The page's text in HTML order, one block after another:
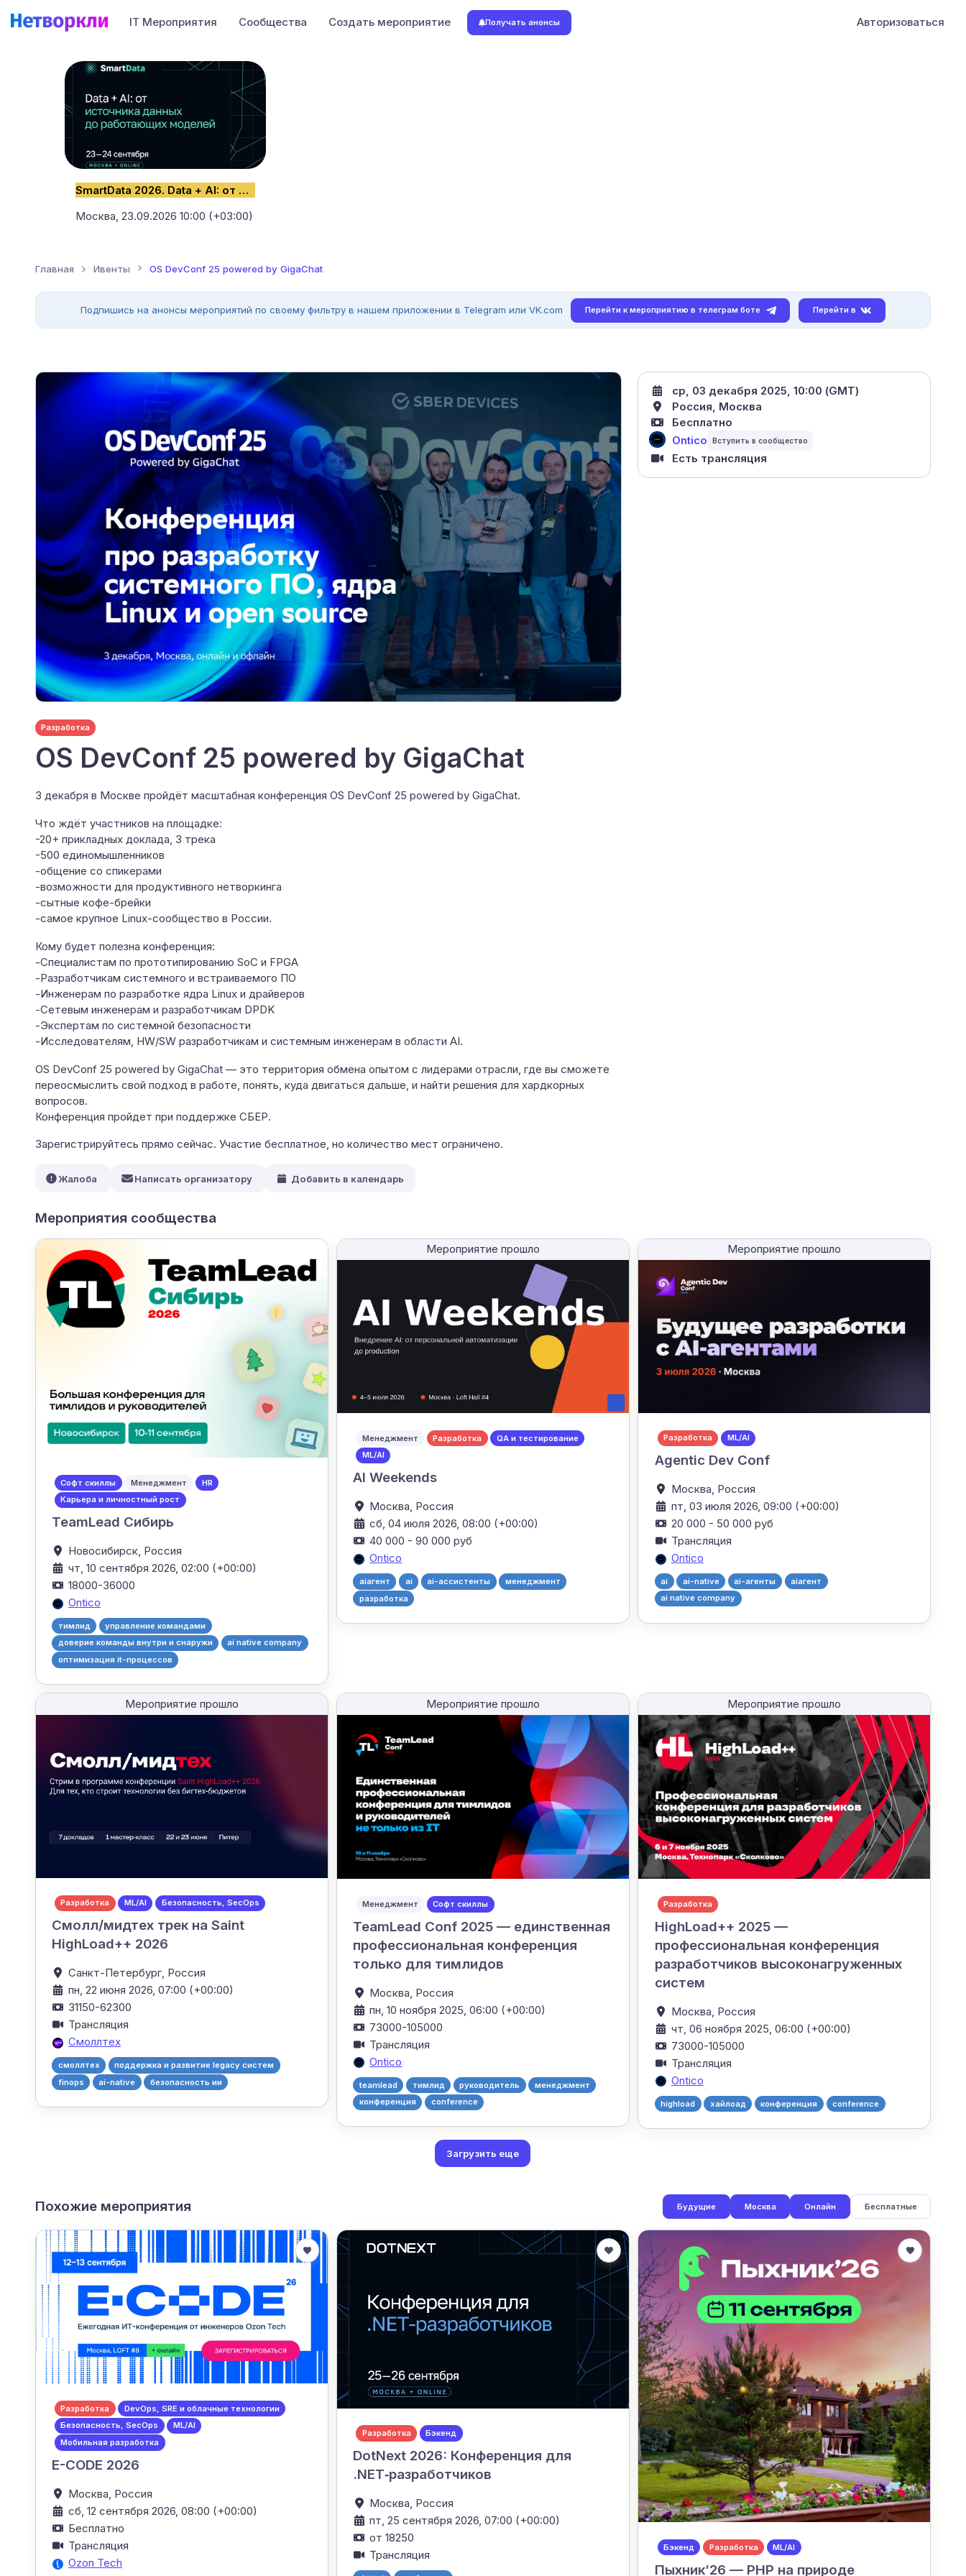
IT Мероприятия Сообщества Создать мероприятие Получать анонсы Авторизоваться
SmartData 2026. Data + AI: от источника данных до работающих моделей
Москва, 23.09.2026 10:00 (+03:00)
Главная Ивенты OS DevConf 25 powered by GigaChat
Подпишись на анонсы мероприятий по своему фильтру в нашем приложении в Telegram или VK.com Перейти к мероприятию в телеграм боте Перейти в
Разработка
OS DevConf 25 powered by GigaChat
3 декабря в Москве пройдёт масштабная конференция OS DevConf 25 powered by GigaChat.
Что ждёт участников на площадке:
-20+ прикладных доклада, 3 трека
-500 единомышленников
-общение со спикерами
-возможности для продуктивного нетворкинга
-сытные кофе-брейки
-самое крупное Linux-сообщество в России.
Кому будет полезна конференция:
-Специалистам по прототипированию SoC и FPGA
-Разработчикам системного и встраиваемого ПО
-Инженерам по разработке ядра Linux и драйверов
-Сетевым инженерам и разработчикам DPDK
-Экспертам по системной безопасности
-Исследователям, HW/SW разработчикам и системным инженерам в области AI.
OS DevConf 25 powered by GigaChat — это территория обмена опытом с лидерами отрасли, где вы сможете
переосмыслить свой подход в работе, понять, куда двигаться дальше, и найти решения для хардкорных
вопросов.
Конференция пройдет при поддержке СБЕР.
Зарегистрируйтесь прямо сейчас. Участие бесплатное, но количество мест ограничено.
ср, 03 декабря 2025, 10:00 (GMT)
Россия, Москва
Бесплатно
Ontico
Есть трансляция
Жалоба Написать организатору Добавить в календарь
Мероприятия сообщества
Софт скиллы Менеджмент
HR
Карьера и личностный рост
TeamLead Сибирь
Новосибирск, Россия
чт, 10 сентября 2026, 02:00 (+00:00)
18000-36000
Ontico
тимлид
управление командами
доверие команды внутри и снаружи
ai native company
оптимизация it-процессов
Мероприятие прошло
Менеджмент Разработка
QA и тестирование
ML/AI
AI Weekends
Москва, Россия
сб, 04 июля 2026, 08:00 (+00:00)
40 000 - 90 000 руб
Ontico
aiагент ai ai-ассистенты
менеджмент
разработка
Мероприятие прошло
Разработка ML/AI
Agentic Dev Conf
Москва, Россия
пт, 03 июля 2026, 09:00 (+00:00)
20 000 - 50 000 руб
Трансляция
Ontico
ai ai-native ai-агенты
aiагент
ai native company
Мероприятие прошло
Разработка ML/AI Безопасность, SecOps
Смолл/мидтех трек на Saint
HighLoad++ 2026
Санкт-Петербург, Россия
пн, 22 июня 2026, 07:00 (+00:00)
31150-62300
Трансляция
Смоллтех
смоллтех
поддержка и развитие legacy систем
finops
ai-native безопасность ии
Мероприятие прошло
Менеджмент Софт скиллы
TeamLead Conf 2025 — единственная
профессиональная конференция
только для тимлидов
Москва, Россия
пн, 10 ноября 2025, 06:00 (+00:00)
73000-105000
Трансляция
Ontico
teamlead тимлид руководитель
менеджмент
конференция
conference
Мероприятие прошло
Разработка
HighLoad++ 2025 —
профессиональная конференция
разработчиков высоконагруженных
систем
Москва, Россия
чт, 06 ноября 2025, 06:00 (+00:00)
73000-105000
Трансляция
Ontico
highload хайлоад конференция conference
Загрузить еще
Похожие мероприятия Будущие Москва Онлайн Бесплатные
Разработка
DevOps, SRE и облачные технологии
Безопасность, SecOps
ML/AI
Мобильная разработка
E-CODE 2026
Москва, Россия
сб, 12 сентября 2026, 08:00 (+00:00)
Бесплатно
Трансляция
Ozon Tech
Разработка Бэкенд
DotNext 2026: Конференция для
.NET‑разработчиков
Москва, Россия
пт, 25 сентября 2026, 07:00 (+00:00)
от 18250
Трансляция
Бэкенд Разработка ML/AI
Пыхник’26 — PHP на природе